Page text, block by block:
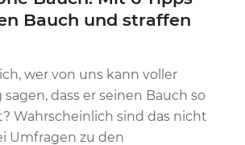
Bauch und straffen
wer von uns kann voller
dass er seinen Bauch so
Wahrscheinlich sind das nicht
Umfragen zu den